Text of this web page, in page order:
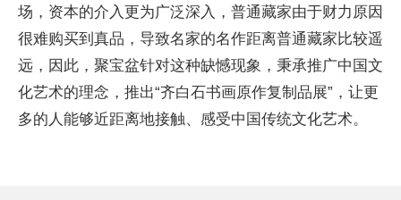
场，资本的介入更为广泛深入，普通藏家由于财力原因
很难购买到真品，导致名家的名作距离普通藏家比较遥
远，因此，聚宝盆针对这种缺憾现象，秉承推广中国文
化艺术的理念，推出“齐白石书画原作复制品展”，让更
多的人能够近距离地接触、感受中国传统文化艺术。